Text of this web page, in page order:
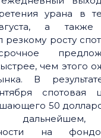
урана в
а
резкому росту
чем этого
В
спотовая
50
на